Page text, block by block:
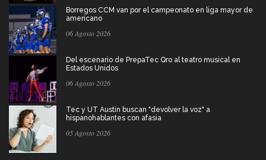
Borregos CCM van por el campeonato en liga mayor de
americano
06 Agosto 2026
Del escenario de PrepaTec Qro al teatro musical en
Estados Unidos
06 Agosto 2026
Tec y UT Austin buscan "devolver la voz" a
hispanohablantes con afasia
05 Agosto 2026